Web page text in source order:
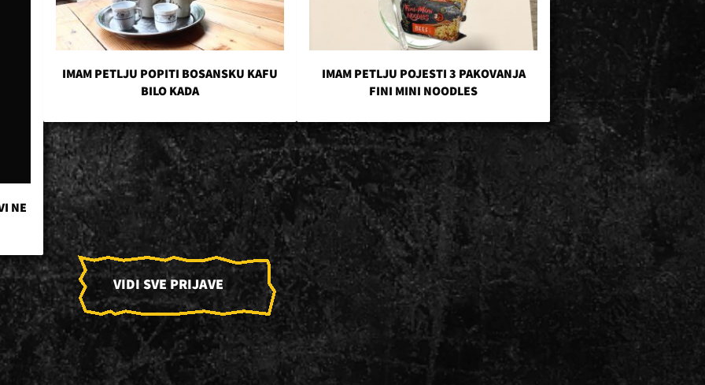
NE
IMAM PETLJU POPITI BOSANSKU KAFU
BILO KADA
IMAM PETLJU POJESTI 3 PAKOVANJA
FINI MINI NOODLES
VIDI SVE PRIJAVE